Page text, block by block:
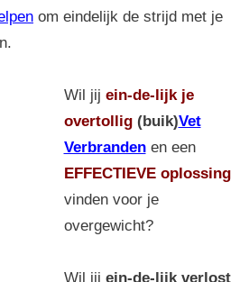
om eindelijk de strijd met je
Wil jij ein-de-lijk je
overtollig(buik)Vet
Verbranden en een
EFFECTIEVE oplossing
vinden voor je
overgewicht?
Wil jij ein-de-lijk verlost